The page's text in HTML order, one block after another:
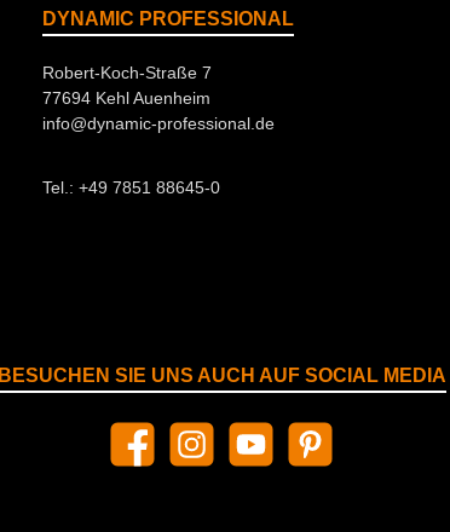
DYNAMIC PROFESSIONAL
Robert-Koch-Straße 7
77694 Kehl Auenheim
info@dynamic-professional.de
Tel.: +49 7851 88645-0
BESUCHEN SIE UNS AUCH AUF SOCIAL MEDIA
FacebookInstagramYouTube Pinterest